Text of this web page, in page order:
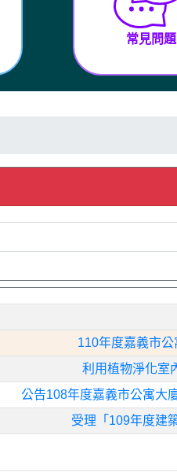
常見問題
110年度嘉義市
利用植物淨化室
公告108年度嘉義市公寓大
受理「109年度建